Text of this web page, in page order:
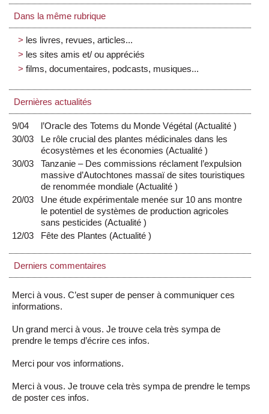
Dans la même rubrique
les livres, revues, articles...
les sites amis et/ ou appréciés
films, documentaires, podcasts, musiques...
Dernières actualités
9/04 l’Oracle des Totems du Monde Végétal (Actualité)
30/03
Le rôle crucial des plantes médicinales dans les
écosystèmes et les économies (Actualité)
30/03
Tanzanie – Des commissions réclament l’expulsion
massive d’Autochtones massaï de sites touristiques
de renommée mondiale (Actualité)
20/03
Une étude expérimentale menée sur 10 ans montre
le potentiel de systèmes de production agricoles
sans pesticides (Actualité)
12/03
Fête des Plantes (Actualité)
Derniers commentaires
Merci à vous. C’est super de penser à communiquer ces
informations.
Un grand merci à vous. Je trouve cela très sympa de
prendre le temps d’écrire ces infos.
Merci pour vos informations.
Merci à vous. Je trouve cela très sympa de prendre le temps
de poster ces infos.